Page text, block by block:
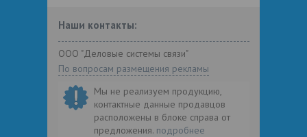
Наши контакты:
ООО "Деловые системы связи"
По вопросам размещения рекламы
Мы не реализуем продукцию,
контактные данные продавцов
расположены в блоке справа от
предложения. подробнее